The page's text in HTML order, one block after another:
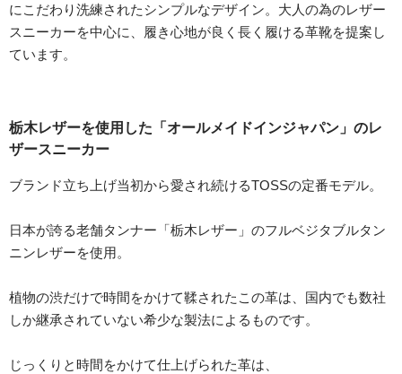
にこだわり洗練されたシンプルなデザイン。大人の為のレザー
スニーカーを中心に、履き心地が良く長く履ける革靴を提案し
ています。
栃木レザーを使用した「オールメイドインジャパン」のレ
ザースニーカー
ブランド立ち上げ当初から愛され続けるTOSSの定番モデル。
日本が誇る老舗タンナー「栃木レザー」のフルベジタブルタン
ニンレザーを使用。
植物の渋だけで時間をかけて鞣されたこの革は、国内でも数社
しか継承されていない希少な製法によるものです。
じっくりと時間をかけて仕上げられた革は、